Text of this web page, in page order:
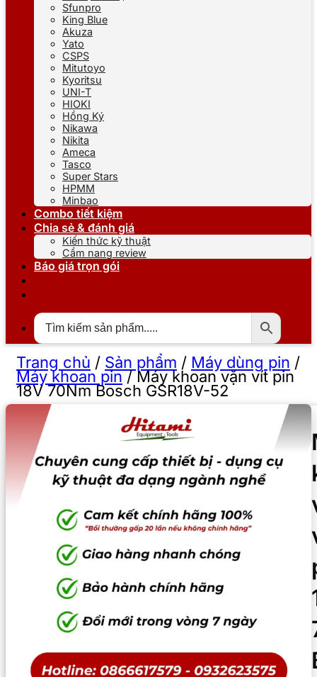
Sfunpro
King Blue
Akuza
Yato
CSPS
Mitutoyo
Kyoritsu
UNI-T
HIOKI
Hồng Ký
Nikawa
Nikita
Ameca
Tasco
Super Stars
HPMM
Minbao
Combo tiết kiệm
Chia sẻ & đánh giá
Kiến thức kỹ thuật
Cẩm nang review
Báo giá trọn gói
Trang chủ / Sản phẩm / Máy dùng pin /
Máy khoan pin/Máy khoan vặn vít pin
18V 70Nm Bosch GSR18V-52